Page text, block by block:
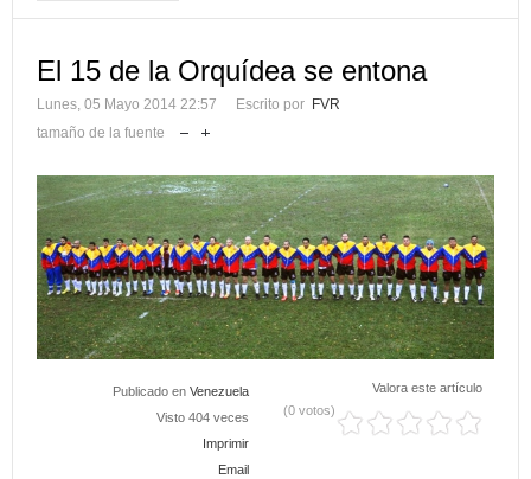
El 15 de la Orquídea se entona
Lunes, 05 Mayo 2014 22:57 Escrito por FVR
tamaño de la fuente
Publicado en Venezuela
Visto 404 veces
Imprimir
Email
Valora este artículo
(0 votos)